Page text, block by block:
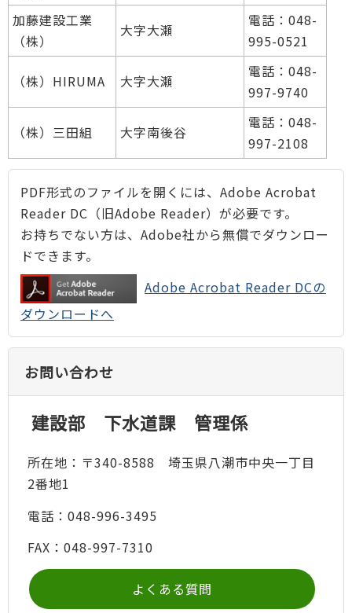
加藤建設工業
（株）
大字大瀬
電話：048-
995-0521
（株）HIRUMA 大字大瀬
電話：048-
997-9740
（株）三田組 大字南後谷
電話：048-
997-2108
PDF形式のファイルを開くには、Adobe Acrobat
Reader DC（旧Adobe Reader）が必要です。
お持ちでない方は、Adobe社から無償でダウンロー
ドできます。
Adobe Acrobat Reader DCの
ダウンロードへ
お問い合わせ
建設部 下水道課 管理係
所在地：〒340-8588 埼玉県八潮市中央一丁目
2番地1
電話：048-996-3495
FAX：048-997-7310
よくある質問